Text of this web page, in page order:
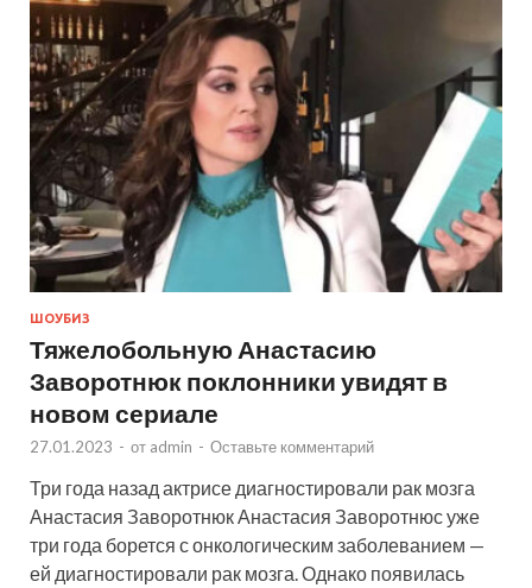
ШОУБИЗ
Тяжелобольную Анастасию
Заворотнюк поклонники увидят в
новом сериале
27.01.2023 - от admin - Оставьте комментарий
Три года назад актрисе диагностировали рак мозга
Анастасия Заворотнюк Анастасия Заворотнюс уже
три года борется с онкологическим заболеванием —
ей диагностировали рак мозга. Однако появилась